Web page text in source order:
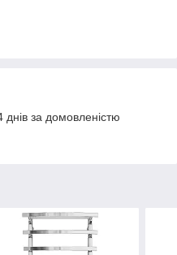
за домовленістю